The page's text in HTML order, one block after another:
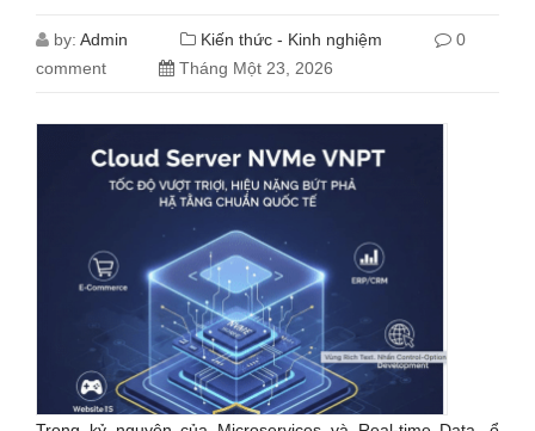
by: Admin Kiến thức - Kinh nghiệm
0
comment
Tháng Một 23, 2026